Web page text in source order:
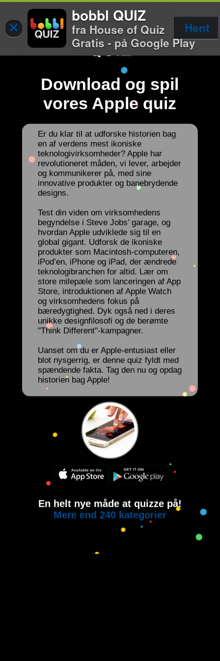
×
bobbl QUIZ
fra House of Quiz
Gratis - på Google Play
Hent
Download og spil
vores Apple quiz
Er du klar til at udforske historien bag
en af verdens mest ikoniske
teknologivirksomheder? Apple har
revolutioneret måden, vi lever, arbejder
og kommunikerer på, med sine
innovative produkter og banebrydende
designs.
Test din viden om virksomhedens
begyndelse i Steve Jobs’ garage, og
hvordan Apple udviklede sig til en
global gigant. Udforsk de ikoniske
produkter som Macintosh-computeren,
iPod’en, iPhone og iPad, der ændrede
teknologibranchen for altid. Lær om
store milepæle som lanceringen af App
Store, introduktionen af Apple Watch
og virksomhedens fokus på
bæredygtighed. Dyk også ned i deres
unikke designfilosofi og de berømte
"Think Different"-kampagner.
Uanset om du er Apple-entusiast eller
blot nysgerrig, er denne quiz fyldt med
spændende fakta. Tag den nu og opdag
historien bag Apple!
En helt nye måde at quizze på!
Mere end 240 kategorier